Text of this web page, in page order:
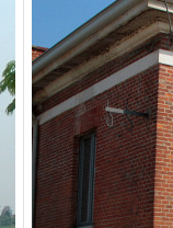
Monumento
(PH: LUCA